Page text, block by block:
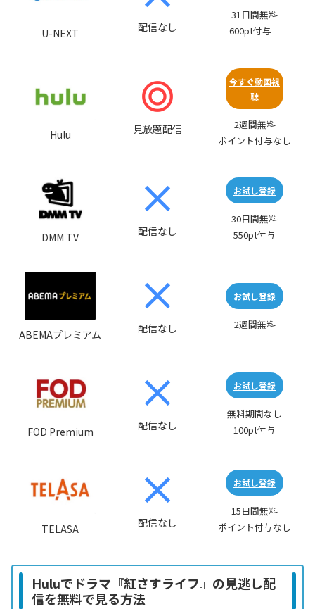
U-NEXT 配信なし
31日間無料
600pt付与
Hulu 見放題配信
今すぐ動画視
聴
2週間無料
ポイント付与なし
DMM TV 配信なし
お試し登録
30日間無料
550pt付与
ABEMAプレミアム 配信なし
お試し登録
2週間無料
FOD Premium 配信なし
お試し登録
無料期間なし
100pt付与
TELASA 配信なし
お試し登録
15日間無料
ポイント付与なし
Huluでドラマ『紅さすライフ』の見逃し配
信を無料で見る方法